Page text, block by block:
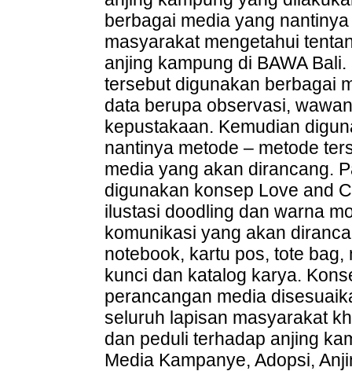
berbagai media yang
masyarakat mengetahui
anjing kampung di BAWA
tersebut digunakan berbagai
data berupa observasi,
kepustakaan. Kemudian
nantinya metode – metode
media yang akan dirancang.
digunakan konsep Love and
ilustasi doodling dan warna
komunikasi yang akan
notebook, kartu pos, tote
kunci dan katalog karya.
perancangan media
seluruh lapisan masyarakat
dan peduli terhadap anjing
Media Kampanye, Adopsi,